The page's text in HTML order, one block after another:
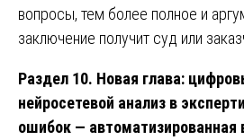
вопросы, тем более полное и
заключение получит суд или
Раздел 10. Новая глава:
нейросетевой анализ в
ошибок — автоматизированная